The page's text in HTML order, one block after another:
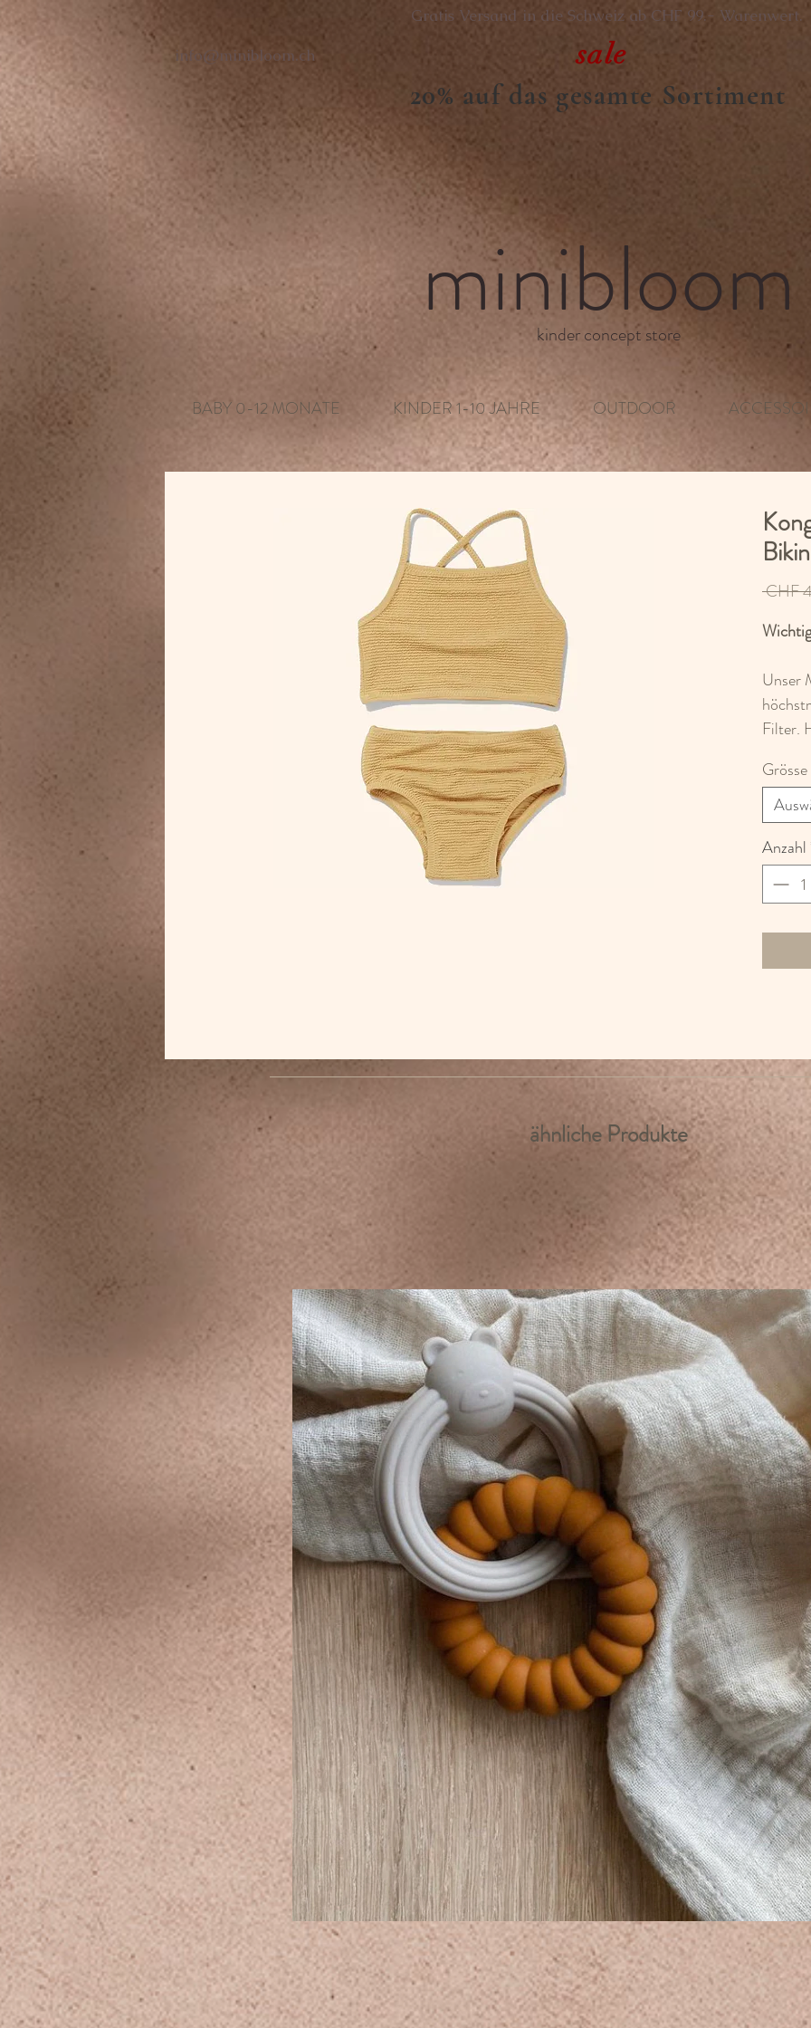
Gratis Versand in die Schweiz ab CHF 99.- Warenwert.
sale
20% auf das gesamte Sortiment
info@minibloom.ch
minibloom
kinder concept store
BABY 0-12 MONATE KINDER 1-10 JAHRE OUTDOOR
CHF
Unser
Filter.
Grösse
Anzahl
ähnliche Produkte